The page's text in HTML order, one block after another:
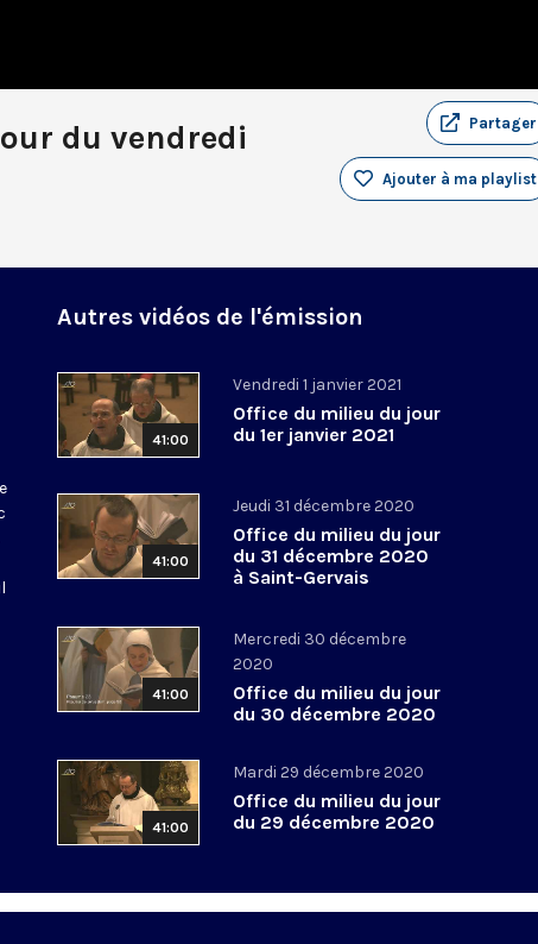
du vendredi Partager
Ajouter à ma playlist
Autres vidéos de l'émission
41:00
Vendredi 1 janvier 2021
Office du milieu du jour
du 1er janvier 2021
41:00
Jeudi 31 décembre 2020
Office du milieu du jour
du 31 décembre 2020
à Saint-Gervais
41:00
Mercredi 30 décembre
2020
Office du milieu du jour
du 30 décembre 2020
41:00
Mardi 29 décembre 2020
Office du milieu du jour
du 29 décembre 2020